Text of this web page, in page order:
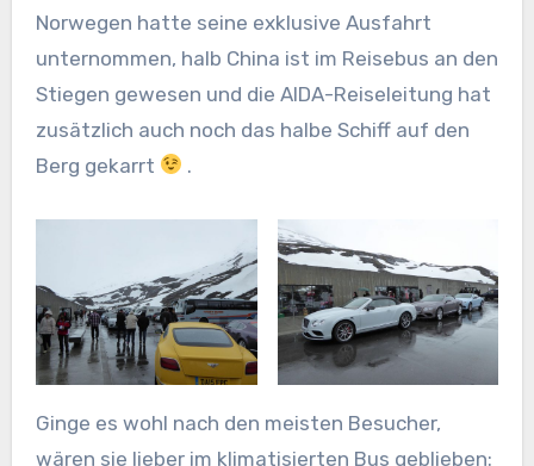
Norwegen hatte seine exklusive Ausfahrt
unternommen, halb China ist im Reisebus an den
Stiegen gewesen und die AIDA-Reiseleitung hat
zusätzlich auch noch das halbe Schiff auf den
Berg gekarrt
.
Ginge es wohl nach den meisten Besucher,
wären sie lieber im klimatisierten Bus geblieben: